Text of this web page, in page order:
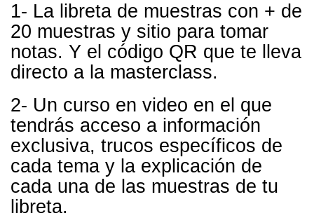
1- La libreta de muestras con + de
20 muestras y sitio para tomar
notas. Y el código QR que te lleva
directo a la masterclass.
2- Un curso en video en el que
tendrás acceso a información
exclusiva, trucos específicos de
cada tema y la explicación de
cada una de las muestras de tu
libreta.